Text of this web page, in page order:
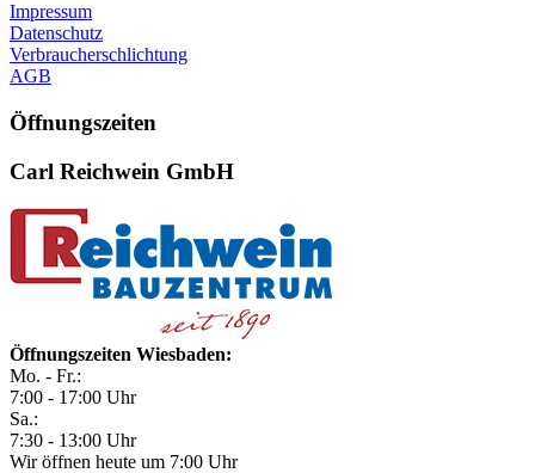
Impressum
Datenschutz
Verbraucherschlichtung
AGB
Öffnungszeiten
Carl Reichwein GmbH
Öffnungszeiten Wiesbaden:
Mo. - Fr.:
7:00 - 17:00 Uhr
Sa.:
7:30 - 13:00 Uhr
Wir öffnen heute um 7:00 Uhr